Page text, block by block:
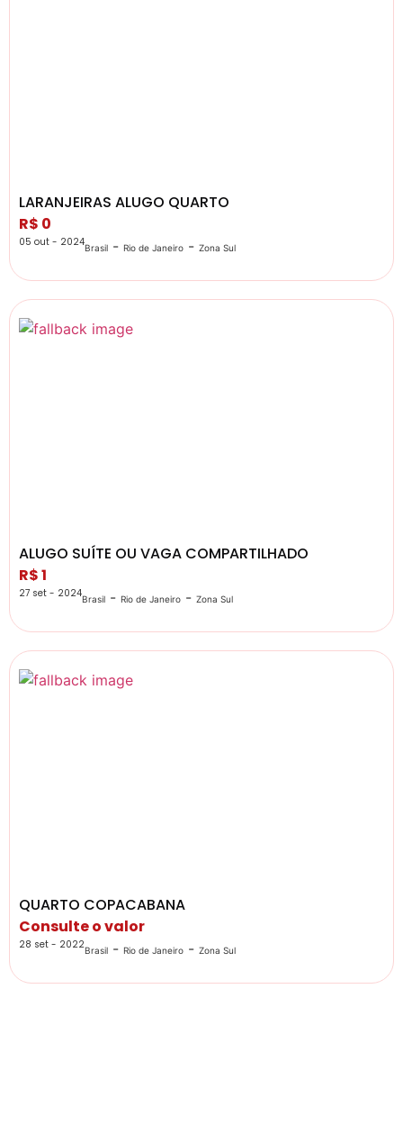
LARANJEIRAS ALUGO QUARTO
R$ 0
05 out - 2024Brasil - Rio de Janeiro - Zona Sul
ALUGO SUÍTE OU VAGA COMPARTILHADO
R$ 1
27 set - 2024Brasil - Rio de Janeiro - Zona Sul
QUARTO COPACABANA
Consulte o valor
28 set - 2022Brasil - Rio de Janeiro - Zona Sul